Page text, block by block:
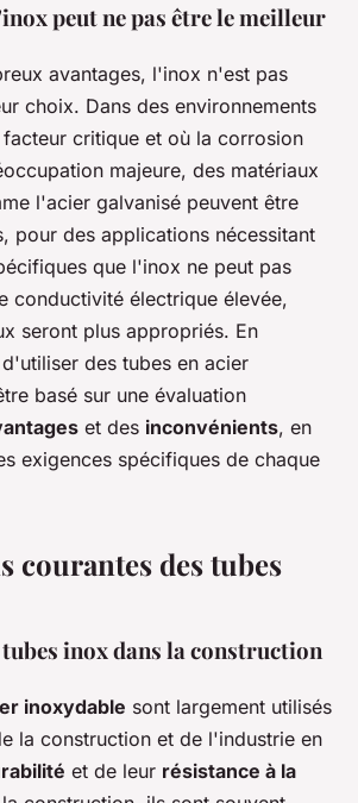
peut ne pas être le meilleur
avantages, l'inox n'est pas
choix. Dans des environnements
critique et où la corrosion
majeure, des matériaux
l'acier galvanisé peuvent être
pour des applications nécessitant
que l'inox ne peut pas
conductivité électrique élevée,
seront plus appropriés. En
des tubes en acier
basé sur une évaluation
et des inconvénients, en
exigences spécifiques de chaque
courantes des tubes
inox dans la construction
inoxydable sont largement utilisés
la construction et de l'industrie en
et de leur résistance à la